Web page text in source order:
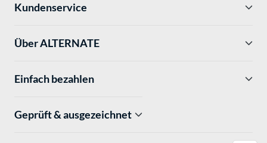
Kundenservice
Über ALTERNATE
Einfach bezahlen
Geprüft & ausgezeichnet